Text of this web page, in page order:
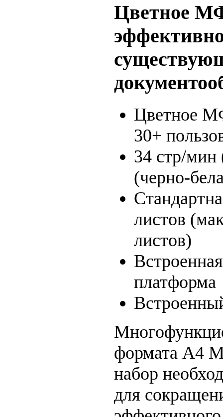
Цветное
Цветное
30+
34 стр/мин
(черно-
листов
листов)
платформа
формата А4
набор
для